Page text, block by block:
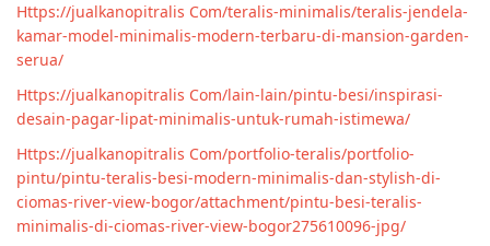
Https://jualkanopitralis Com/teralis-minimalis/teralis-jendela-
kamar-model-minimalis-modern-terbaru-di-mansion-garden-
serua/
Https://jualkanopitralis Com/lain-lain/pintu-besi/inspirasi-
desain-pagar-lipat-minimalis-untuk-rumah-istimewa/
Https://jualkanopitralis Com/portfolio-teralis/portfolio-
pintu/pintu-teralis-besi-modern-minimalis-dan-stylish-di-
ciomas-river-view-bogor/attachment/pintu-besi-teralis-
minimalis-di-ciomas-river-view-bogor275610096-jpg/